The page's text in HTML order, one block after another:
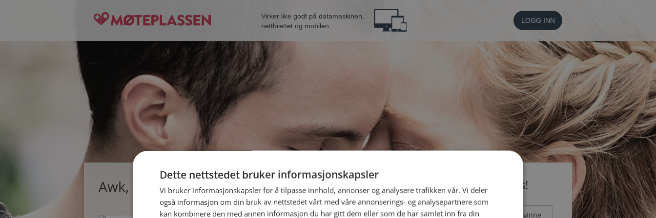
Virker like godt på datamaskinen,
nettbrettet og mobilen
LOGG INN
Awk, single kvinne fra Oslo Bli medlem gratis!
Jeg er en: Mann Kvinne
Dette nettstedet bruker informasjonskapsler
Vi bruker informasjonskapsler for å tilpasse innhold, annonser og analysere trafikken vår. Vi deler
også informasjon om din bruk av nettstedet vårt med våre annonserings- og analysepartnere som
kan kombinere den med annen informasjon du har gitt dem eller som de har samlet inn fra din